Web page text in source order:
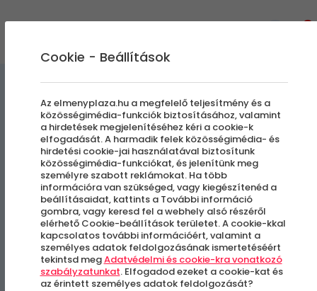
Városnéző sétahajókázás
frissítő kávéval
Budapest, V. kerület
-34%
Cookie - Beállítások
Az elmenyplaza.hu a megfelelő teljesítmény és a
közösségimédia-funkciók biztosításához, valamint
a hirdetések megjelenítéséhez kéri a cookie-k
elfogadását. A harmadik felek közösségimédia- és
hirdetési cookie-jai használatával biztosítunk
közösségimédia-funkciókat, és jelenítünk meg
személyre szabott reklámokat. Ha több
információra van szükséged, vagy kiegészítenéd a
beállításaidat, kattints a További információ
gombra, vagy keresd fel a webhely alsó részéről
elérhető Cookie-beállítások területet. A cookie-kkal
kapcsolatos további információért, valamint a
személyes adatok feldolgozásának ismertetéséért
tekintsd megAdatvédelmi és cookie-kra vonatkozó
szabályzatunkat. Elfogadod ezeket a cookie-kat és
az érintett személyes adatok feldolgozását?